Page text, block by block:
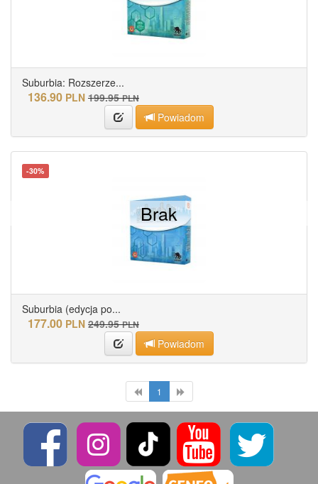
Suburbia: Rozszerze...
136.90 PLN 199.95 PLN
Powiadom
-30%
Suburbia (edycja po...
177.00 PLN 249.95 PLN
Powiadom
Brak
1